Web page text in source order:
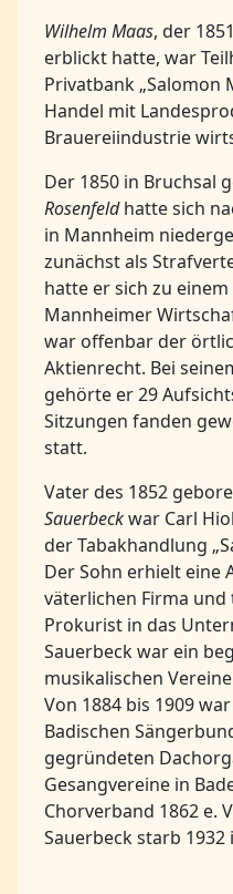
Wilhelm Maas, der
erblickt hatte, war
Privatbank „Salomon
Handel mit
Brauereiindustrie
Der 1850 in Bruchsal
Rosenfeldhatte sich
in Mannheim
zunächst als
hatte er sich zu
Mannheimer
war offenbar der
Aktienrecht. Bei
gehörte er 29
Sitzungen fanden
statt.
Vater des 1852
Sauerbeckwar Carl
der Tabakhandlung
Der Sohn erhielt eine
väterlichen Firma
Prokurist in das
Sauerbeck war ein
musikalischen
Von 1884 bis 1909
Badischen
gegründeten
Gesangvereine in
Chorverband 1862 e.
Sauerbeck starb